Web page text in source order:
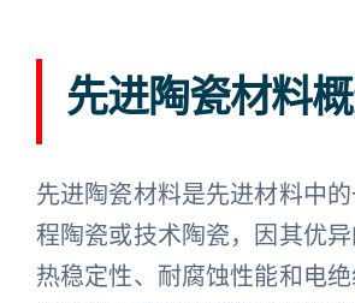
先进陶瓷材料
先进陶瓷材料是先进材料中
程陶瓷或技术陶瓷，因其优异
热稳定性、耐腐蚀性能和电